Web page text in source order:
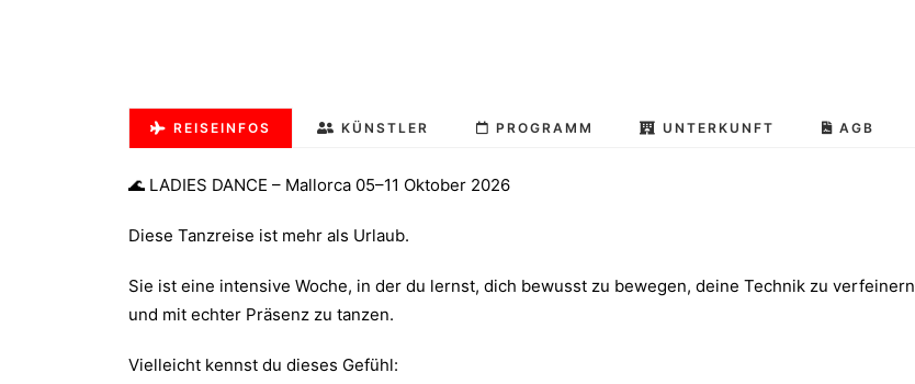
REISEINFOS KÜNSTLER PROGRAMM UNTERKUNFT AGB
🌊 LADIES DANCE – Mallorca 05–11 Oktober 2026
Diese Tanzreise ist mehr als Urlaub.
Sie ist eine intensive Woche, in der du lernst, dich bewusst zu bewegen, deine Technik zu verfeinern
und mit echter Präsenz zu tanzen.
Vielleicht kennst du dieses Gefühl: